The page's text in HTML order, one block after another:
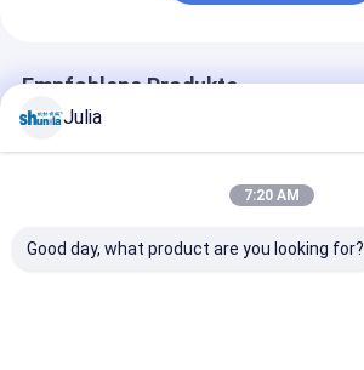
Empfohlene Produkte
Julia
7:20 AM
Good day, what product are you looking for?